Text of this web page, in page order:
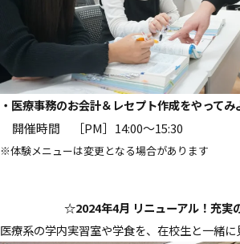
・医療事務のお会計＆レセプト作成をやってみ
開催時間 ［PM］14:00～15:30
※体験メニューは変更となる場合があります
☆2024年4月 リニューアル！充実
医療系の学内実習室や学食を、在校生と一緒に